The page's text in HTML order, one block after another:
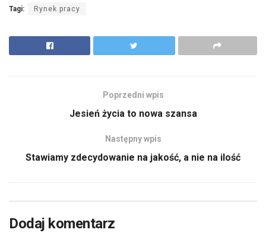
Tagi: Rynek pracy
Poprzedni wpis
Jesień życia to nowa szansa
Następny wpis
Stawiamy zdecydowanie na jakość, a nie na ilość
Dodaj komentarz